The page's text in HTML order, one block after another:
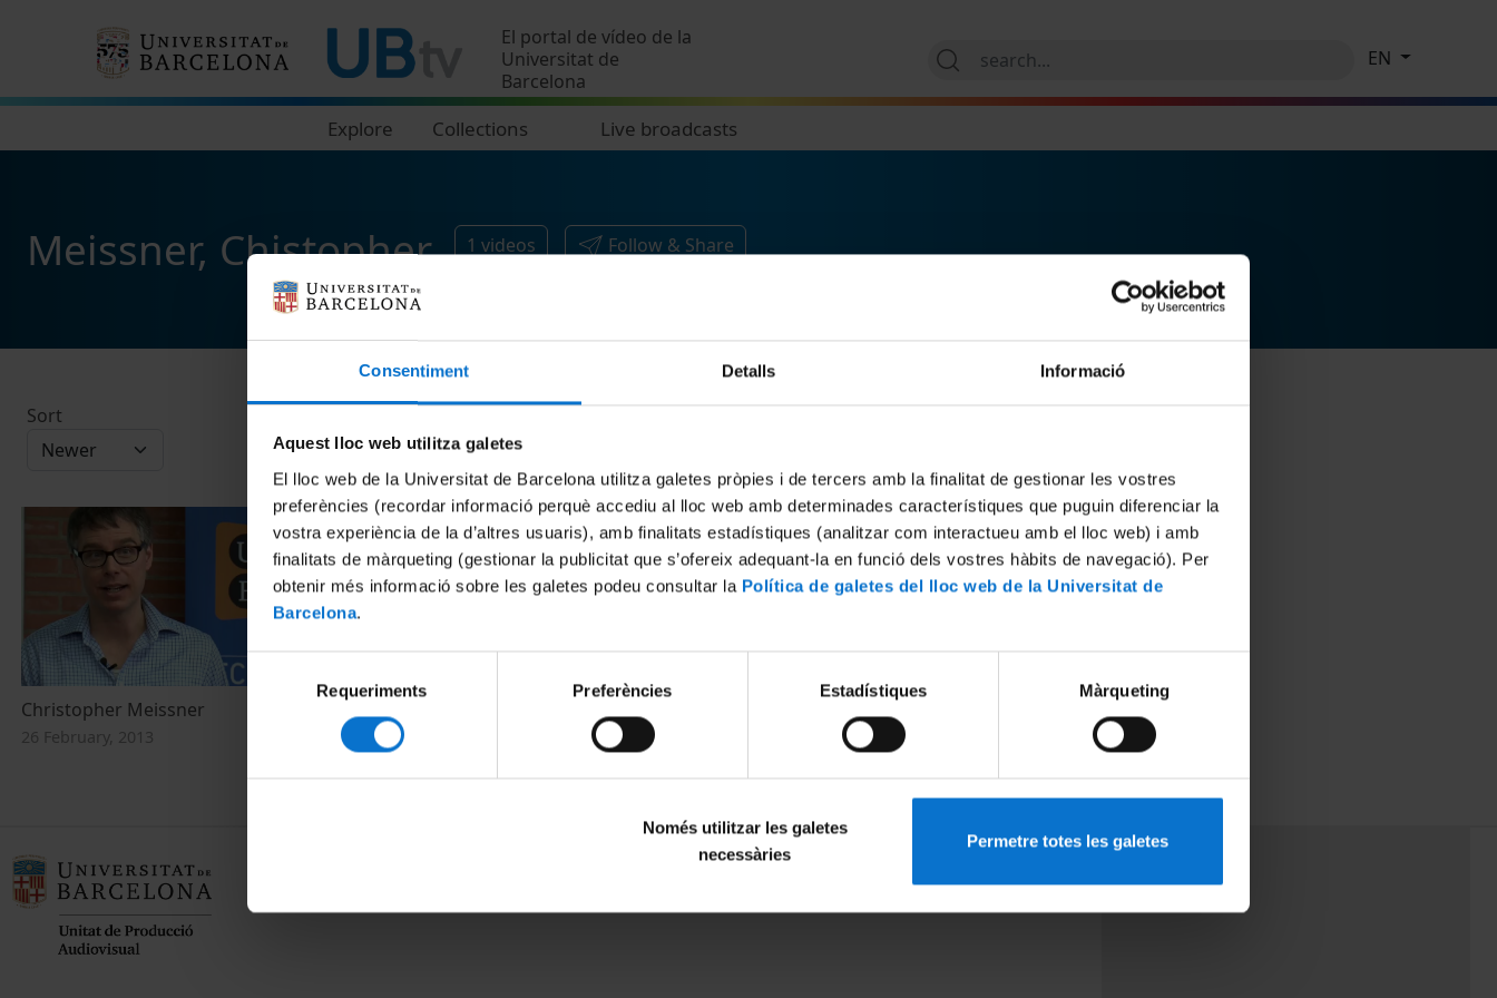
Consentiment Detalls Informació
Aquest lloc web utilitza galetes
El lloc web de la Universitat de Barcelona utilitza galetes pròpies i de tercers amb la finalitat de gestionar les vostres
preferències (recordar informació perquè accediu al lloc web amb determinades característiques que puguin diferenciar la
vostra experiència de la d’altres usuaris), amb finalitats estadístiques (analitzar com interactueu amb el lloc web) i amb
finalitats de màrqueting (gestionar la publicitat que s’ofereix adequant-la en funció dels vostres hàbits de navegació). Per
obtenir més informació sobre les galetes podeu consultar la Política de galetes del lloc web de la Universitat de
Barcelona.
de
consentiment
Requeriments Preferències Estadístiques Màrqueting
Només utilitzar les galetes
necessàries
Permetre totes les galetes
El portal de vídeo de la
Universitat de
Barcelona
Explore Collections Live broadcasts
EN
Meissner, Chistopher 1 videos Follow & Share
Sort
Christopher Meissner
26 February, 2013
MENÚ PEU 1
Legal notice
PEU 3